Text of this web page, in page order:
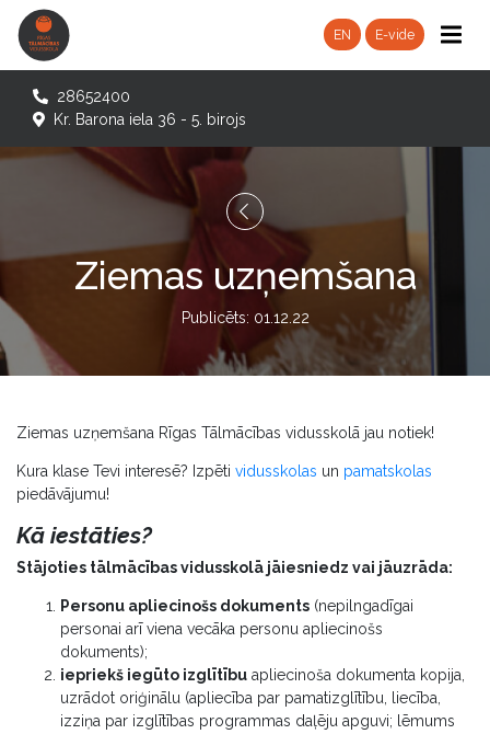
EN E-vide
28652400
Kr. Barona iela 36 - 5. birojs
Ziemas uzņemšana
Publicēts: 01.12.22
Ziemas uzņemšana Rīgas Tālmācības vidusskolā jau notiek!
Kura klase Tevi interesē? Izpēti vidusskolas un pamatskolas
piedāvājumu!
Kā iestāties?
Stājoties tālmācības vidusskolā jāiesniedz vai jāuzrāda:
Personu apliecinošs dokuments (nepilngadīgai
personai arī viena vecāka personu apliecinošs
dokuments);
iepriekš iegūto izglītību apliecinoša dokumenta kopija,
uzrādot oriģinālu (apliecība par pamatizglītību, liecība,
izziņa par izglītības programmas daļēju apguvi; lēmums